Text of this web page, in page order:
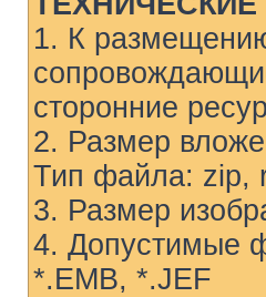
1. К
сторонние
2. Размер
Тип файла: zip,
3. Размер
4. Допустимые
*.EMB, *.JEF